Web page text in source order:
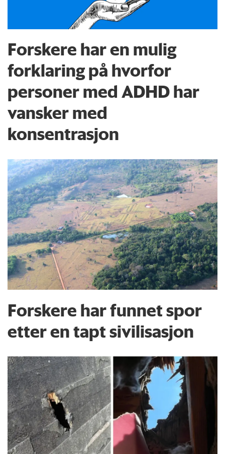
Forskere har en mulig
forklaring på hvorfor
personer med ADHD har
vansker med
konsentrasjon
Forskere har funnet spor
etter en tapt sivilisasjon